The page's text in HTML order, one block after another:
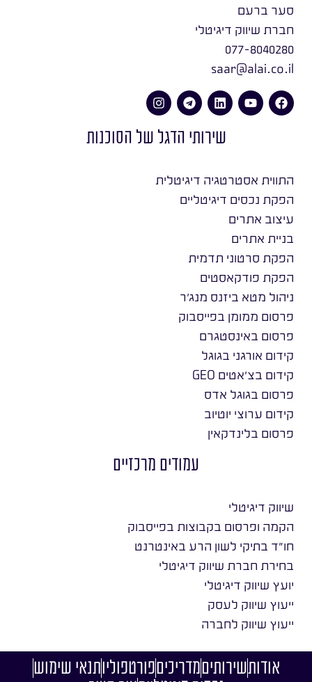
סער ברעם
חברת שיווק דיגיטלי
077-8040280
saar@alai.co.il
שירותי הדגל של הסוכנות
התווית אסטרטגיה דיגיטלית
הפקת נכסים דיגיטליים
עיצוב אתרים
בניית אתרים
הפקת סרטוני תדמית
הפקת פודקאסטים
ניהול מטא ביזנס מנג׳ר
פרסום ממומן בפייסבוק
פרסום באינסטגרם
קידום אורגני בגוגל
קידום בצ׳אטים GEO
פרסום בגוגל אדס
קידום ערוצי יוטיוב
פרסום בלינדקאין
עמודים מרכזיים
שיווק דיגיטלי
הקמה ופרסום בקבוצות בפייסבוק
חו״ד בתיקי לשון הרע באינטרנט
בחירת חברת שיווק דיגיטלי
יועץ שיווק דיגיטלי
ייעוץ שיווק לעסק
ייעוץ שיווק לחברה
אודותשירותיםמדריכיםפורטפוליותנאי שימוש